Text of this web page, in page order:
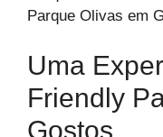
Parque Olivas em
Uma
Friendly
Gostos